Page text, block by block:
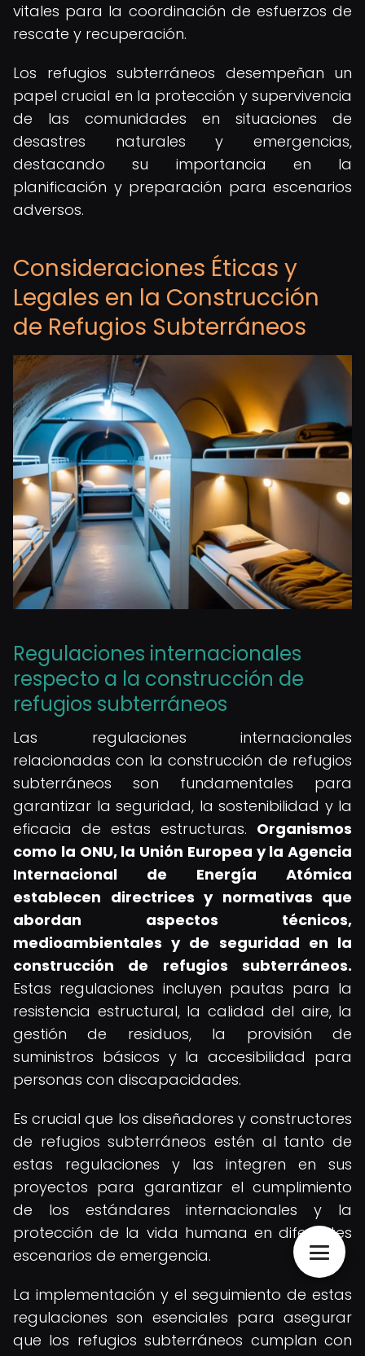
vitales para la coordinación de esfuerzos de
rescate y recuperación.
Los refugios subterráneos desempeñan un
papel crucial en la protección y supervivencia
de las comunidades en situaciones de
desastres naturales y emergencias,
destacando su importancia en la
planificación y preparación para escenarios
adversos.
Consideraciones Éticas y
Legales en la Construcción
de Refugios Subterráneos
Regulaciones internacionales
respecto a la construcción de
refugios subterráneos
Las regulaciones internacionales
relacionadas con la construcción de refugios
subterráneos son fundamentales para
garantizar la seguridad, la sostenibilidad y la
eficacia de estas estructuras. Organismos
como la ONU, la Unión Europea y la Agencia
Internacional de Energía Atómica
establecen directrices y normativas que
abordan aspectos técnicos,
medioambientales y de seguridad en la
construcción de refugios subterráneos.
Estas regulaciones incluyen pautas para la
resistencia estructural, la calidad del aire, la
gestión de residuos, la provisión de
suministros básicos y la accesibilidad para
personas con discapacidades.
Es crucial que los diseñadores y constructores
de refugios subterráneos estén al tanto de
estas regulaciones y las integren en sus
proyectos para garantizar el cumplimiento
de los estándares internacionales y la
protección de la vida humana en diferentes
escenarios de emergencia.
La implementación y el seguimiento de estas
regulaciones son esenciales para asegurar
que los refugios subterráneos cumplan con